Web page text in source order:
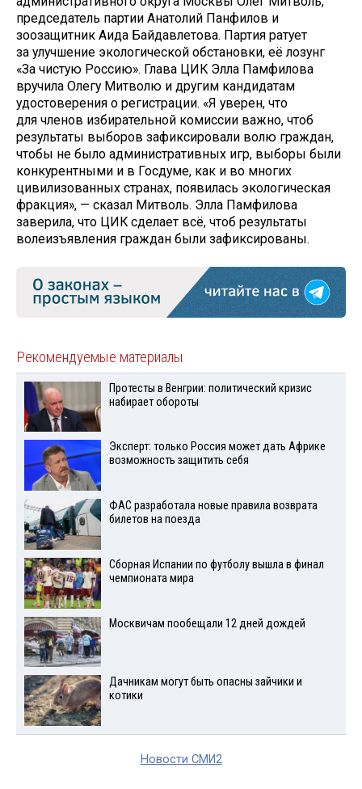
председатель партии Анатолий Панфилов и
зоозащитник Аида Байдавлетова. Партия ратует
за улучшение экологической обстановки, её лозунг
«За чистую Россию». Глава ЦИК Элла Памфилова
вручила Олегу Митволю и другим кандидатам
удостоверения о регистрации. «Я уверен, что
для членов избирательной комиссии важно, чтоб
результаты выборов зафиксировали волю граждан,
чтобы не было административных игр, выборы были
конкурентными и в Госдуме, как и во многих
цивилизованных странах, появилась экологическая
фракция», — сказал Митволь. Элла Памфилова
заверила, что ЦИК сделает всё, чтоб результаты
волеизъявления граждан были зафиксированы.
Рекомендуемые материалы
Протесты в Венгрии: политический кризис
набирает обороты
Эксперт: только Россия может дать Африке
возможность защитить себя
ФАС разработала новые правила возврата
билетов на поезда
Сборная Испании по футболу вышла в финал
чемпионата мира
Москвичам пообещали 12 дней дождей
Дачникам могут быть опасны зайчики и
котики
Новости СМИ2